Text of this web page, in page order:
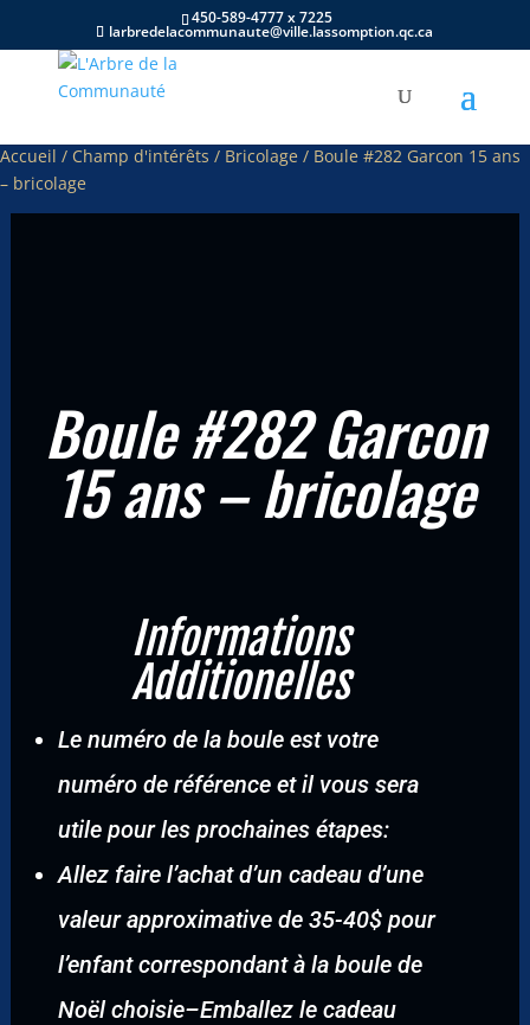
450-589-4777 x 7225
larbredelacommunaute@ville.lassomption.qc.ca
Accueil / Champ d'intérêts / Bricolage / Boule #282 Garcon 15 ans
– bricolage
Boule #282 Garcon
15 ans – bricolage
Informations
Additionelles
Le numéro de la boule est votre
numéro de référence et il vous sera
utile pour les prochaines étapes:
Allez faire l’achat d’un cadeau d’une
valeur approximative de 35-40$ pour
l’enfant correspondant à la boule de
Noël choisie–Emballez le cadeau